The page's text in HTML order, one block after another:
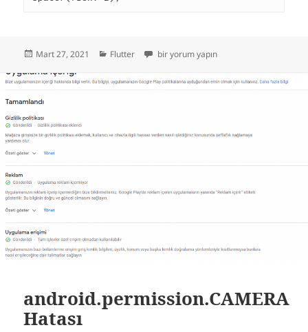
Yayın
Mart 27, 2021 Kategoriler
Flutter Flutter spacer nedir için
bir yorum yapın
android.permission.CAMERA
Hatası